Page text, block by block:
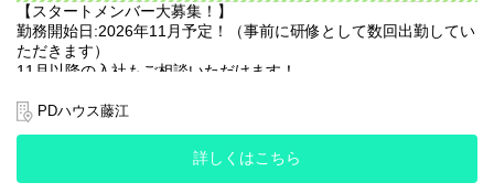
【スタートメンバー大募集！】
勤務開始日:2026年11月予定！（事前に研修として数回出勤してい
ただきます）
11月以降の入社もご相談いただけます！
介護施設でのご入居者様へのお食事の準備・片付けなどをメイン
とするお仕事です！
PDハウス藤江
詳しくはこちら